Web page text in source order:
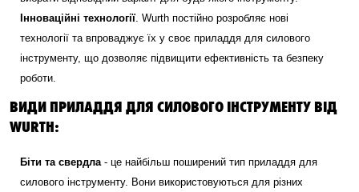
Інноваційні технології. Wurth постійно розробляє нові
технології та впроваджує їх у своє приладдя для силового
інструменту, що дозволяє підвищити ефективність та безпеку
роботи.
ВИДИ ПРИЛАДДЯ ДЛЯ СИЛОВОГО ІНСТРУМЕНТУ ВІД
WURTH:
Біти та свердла - це найбільш поширений тип приладдя для
силового інструменту. Вони використовуються для різних